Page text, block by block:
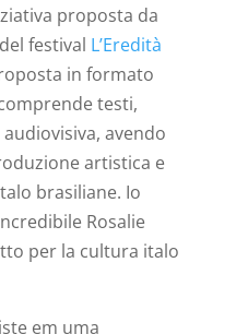
proposta da
festival L’Eredità
in formato
testi,
avendo
artistica e
brasiliane. Io
Rosalie
per la cultura italo
em uma